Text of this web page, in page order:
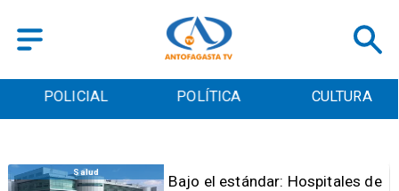
POLICIAL POLÍTICA CULTURA
Antofagasta
Universidad de Antofagasta